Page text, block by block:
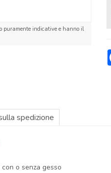
puramente indicative e hanno il
spedizione
o senza gesso